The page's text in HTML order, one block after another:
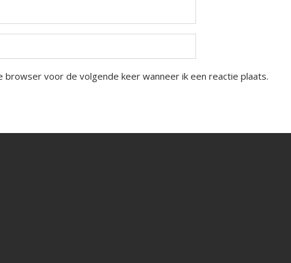
browser voor de volgende keer wanneer ik een reactie plaats.